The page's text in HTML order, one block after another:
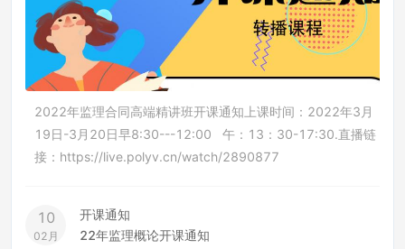
2022年监理合同高端精讲班开课通知上课时间：2022年3月
19日-3月20日早8:30---12:00 午：13：30-17:30.直播链
接：https://live.polyv.cn/watch/2890877
10
02月
开课通知
22年监理概论开课通知